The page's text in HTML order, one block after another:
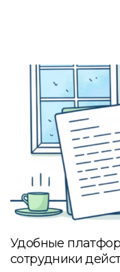
Удобные
сотрудники